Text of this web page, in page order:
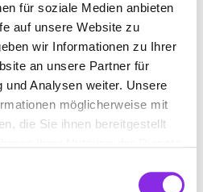
für soziale Medien anbieten
auf unsere Website zu
wir Informationen zu Ihrer
an unsere Partner für
und Analysen weiter. Unsere
möglicherweise mit
die Sie ihnen bereitgestellt